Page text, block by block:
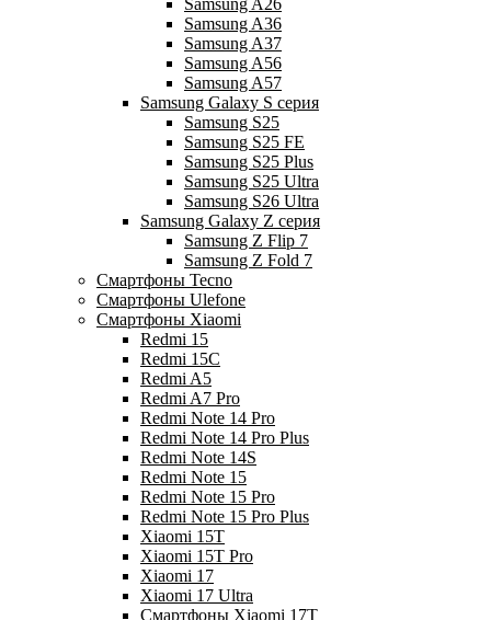
Samsung A26
Samsung A36
Samsung A37
Samsung A56
Samsung A57
Samsung Galaxy S серия
Samsung S25
Samsung S25 FE
Samsung S25 Plus
Samsung S25 Ultra
Samsung S26 Ultra
Samsung Galaxy Z серия
Samsung Z Flip 7
Samsung Z Fold 7
Смартфоны Tecno
Смартфоны Ulefone
Смартфоны Xiaomi
Redmi 15
Redmi 15C
Redmi A5
Redmi A7 Pro
Redmi Note 14 Pro
Redmi Note 14 Pro Plus
Redmi Note 14S
Redmi Note 15
Redmi Note 15 Pro
Redmi Note 15 Pro Plus
Xiaomi 15T
Xiaomi 15T Pro
Xiaomi 17
Xiaomi 17 Ultra
Смартфоны Xiaomi 17Т